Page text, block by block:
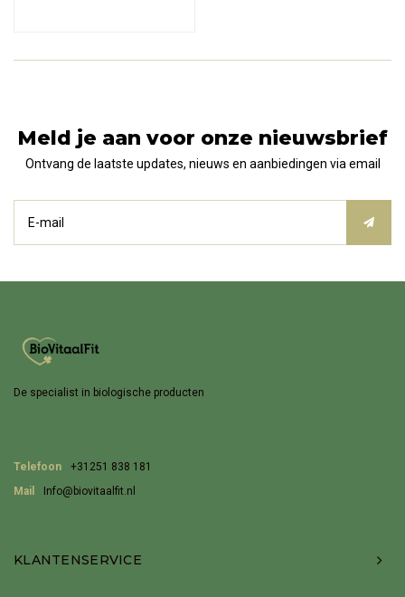
Meld je aan voor onze nieuwsbrief
Ontvang de laatste updates, nieuws en aanbiedingen via email
De specialist in biologische producten
Telefoon
+31251 838 181
Mail
Info@biovitaalfit.nl
KLANTENSERVICE